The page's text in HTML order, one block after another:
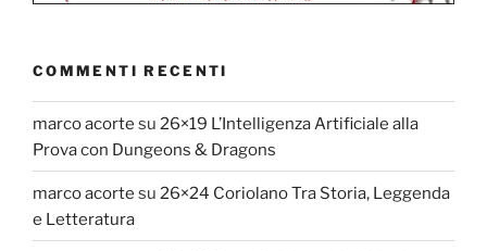
COMMENTI RECENTI
marco acorte su 26×19 L’Intelligenza Artificiale alla
Prova con Dungeons & Dragons
marco acorte su 26×24 Coriolano Tra Storia, Leggenda
e Letteratura